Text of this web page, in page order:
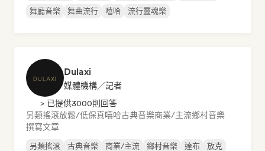
舞廳音樂
舞曲流行 嘻哈 流行靈魂樂
Dulaxi
媒體機構／記者
> 已提供3000則回答
另類搖滾放鬆/低保真嘻哈古典音樂商業/主流鄉村音樂
撰寫文章
另類搖滾 古典音樂 商業/主流 鄉村音樂 達布
放克